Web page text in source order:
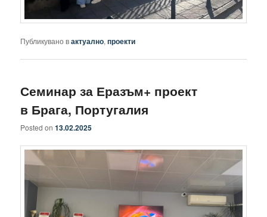
Публикувано вактуално,проекти
Семинар за Еразъм+ проект
в Брага, Португалия
Posted on13.02.2025